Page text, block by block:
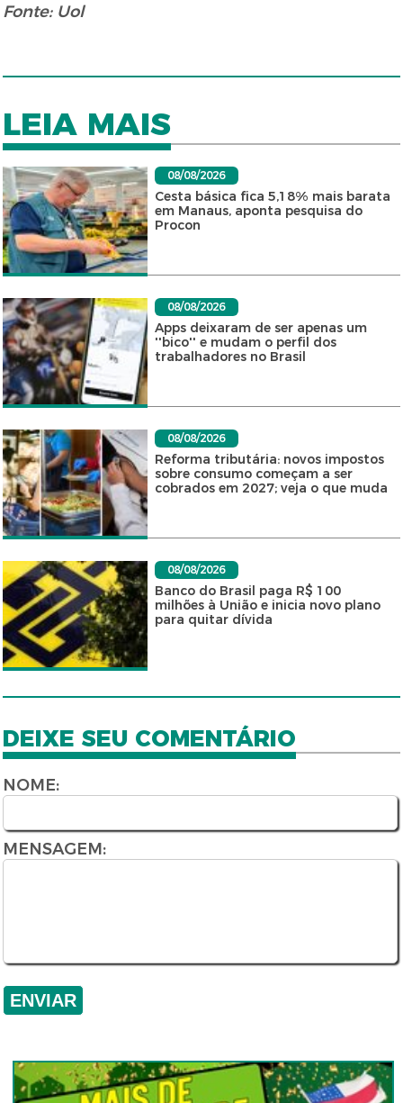
Fonte: Uol
LEIA MAIS
08/08/2026
Cesta básica fica 5,18% mais barata
em Manaus, aponta pesquisa do
Procon
08/08/2026
Apps deixaram de ser apenas um
''bico'' e mudam o perfil dos
trabalhadores no Brasil
08/08/2026
Reforma tributária: novos impostos
sobre consumo começam a ser
cobrados em 2027; veja o que muda
08/08/2026
Banco do Brasil paga R$ 100
milhões à União e inicia novo plano
para quitar dívida
DEIXE SEU COMENTÁRIO
NOME:
MENSAGEM: